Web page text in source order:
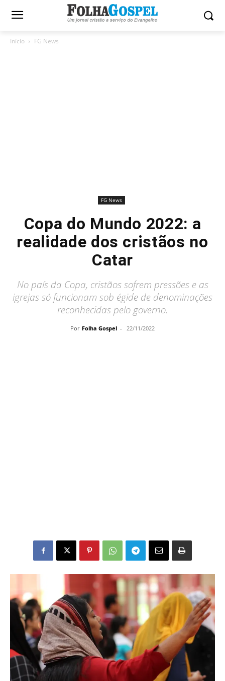
Início FG News
FG News
Copa do Mundo 2022: a
realidade dos cristãos no
Catar
No país da Copa, cristãos sofrem pressões e as
igrejas só funcionam sob égide de denominações
reconhecidas pelo governo.
Por Folha Gospel - 22/11/2022